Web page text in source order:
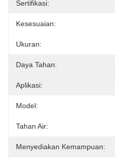
Sertifikasi:
Kesesuaian:
Ukuran:
Daya Tahan:
Aplikasi:
Model:
Tahan Air:
Menyediakan Kemampuan: